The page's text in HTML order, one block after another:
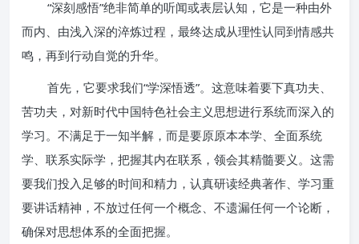
“深刻感悟”绝非简单的听闻或表层认知，它是一种由外
而内、由浅入深的淬炼过程，最终达成从理性认同到情感共
鸣，再到行动自觉的升华。
首先，它要求我们“学深悟透”。这意味着要下真功夫、
苦功夫，对新时代中国特色社会主义思想进行系统而深入的
学习。不满足于一知半解，而是要原原本本学、全面系统
学、联系实际学，把握其内在联系，领会其精髓要义。这需
要我们投入足够的时间和精力，认真研读经典著作、学习重
要讲话精神，不放过任何一个概念、不遗漏任何一个论断，
确保对思想体系的全面把握。